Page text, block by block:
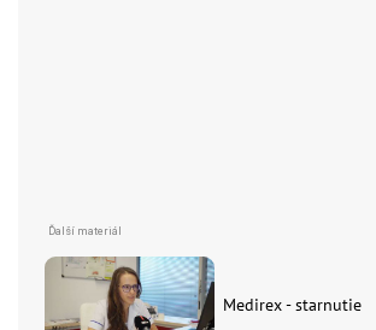
Medirex - starnutie